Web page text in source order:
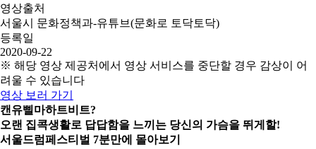
영상출처
서울시 문화정책과-유튜브(문화로 토닥토닥)
등록일
2020-09-22
※ 해당 영상 제공처에서 영상 서비스를 중단할 경우 감상이 어
려울 수 있습니다
영상 보러 가기
캔유삘마하트비트?
오랜 집콕생활로 답답함을 느끼는 당신의 가슴을 뛰게할!
서울드럼페스티벌 7분만에 몰아보기